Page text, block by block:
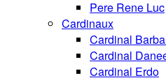
Pere Rene Luc
Cardinaux
Cardinal
Cardinal
Cardinal Erdo